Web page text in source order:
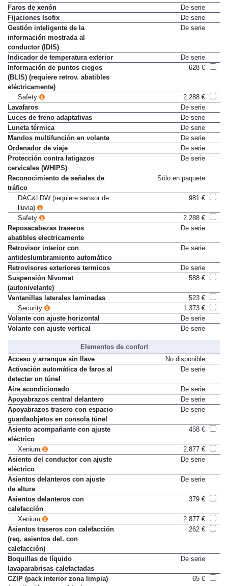
Faros antiniebla
De serie
Faros de xenón
De serie
Fijaciones Isofix
De serie
Gestión inteligente de la
información mostrada al
conductor (IDIS)
Indicador de temperatura exterior
De serie
Información de puntos ciegos
(BLIS) (requiere retrov. abatibles
eléctricamente)
Safety
2.288 €
Lavafaros
De serie
Luces de freno adaptativas
De serie
Luneta térmica
De serie
Mandos multifunción en volante
De serie
Ordenador de viaje
De serie
Protección contra latigazos
cervicales (WHIPS)
Reconocimiento de señales de
tráfico
DAC&LDW (requiere sensor de
lluvia)
Safety
2.288 €
Reposacabezas traseros
abatibles electricamente
Retrovisor interior con
antideslumbramiento automático
Retrovisores exteriores termicos
De serie
Suspensión Nivomat
(autonivelante)
Ventanillas laterales laminadas
523 €
Security
1.373 €
Volante con ajuste horizontal
De serie
Elementos de confort
Acceso y arranque sin llave
No disponible
Activación automática de faros al
detectar un túnel
Aire acondicionado
De serie
Apoyabrazos central delantero
De serie
Apoyabrazos trasero con espacio
guardaobjetos en consola túnel
Asiento acompañante con ajuste
eléctrico
Xenium
2.877 €
Asiento del conductor con ajuste
eléctrico
Asientos delanteros con ajuste
de altura
Asientos delanteros con
calefacción
Xenium
2.877 €
Asientos traseros con calefacción
(req. asientos del. con
calefacción)
Boquillas de líquido
lavaparabrisas calefactadas